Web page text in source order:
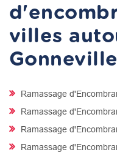
villes
Ramassage
Ramassage
Ramassage
Ramassage